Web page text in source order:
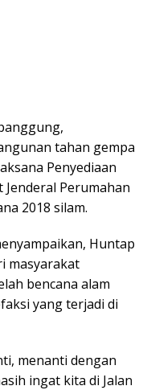
tahan gempa
Penyediaan
Perumahan
2018 silam.
Huntap
masyarakat
bencana alam
yang terjadi di
menanti dengan
ingat kita di Jalan